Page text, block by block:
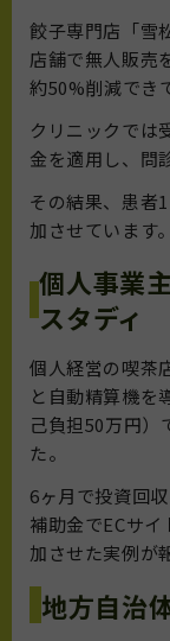
餃子専門店「雪
店舗で無人販売
約50%削減でき
クリニックでは
金を適用し、問
その結果、患者
加させています。
個人事業
スタディ
個人経営の喫茶
と自動精算機を
己負担50万円）
た。
6ヶ月で投資回
補助金でECサ
加させた実例が
地方自治